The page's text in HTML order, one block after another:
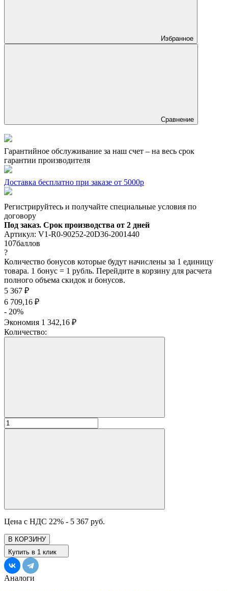
Избранное
Сравнение
Гарантийное обслуживание за наш счет – на весь срок
гарантии производителя
Доставка бесплатно при заказе от 5000р
Регистрируйтесь и получайте специальные условия по
договору
Под заказ. Срок производства от 2 дней
Артикул: V1-R0-90252-20D36-2001440
107баллов
?
Количество бонусов которые будут начислены за 1 единицу
товара. 1 бонус = 1 рубль. Перейдите в корзину для расчета
полного объема скидок и бонусов.
5 367 ₽
6 709,16 ₽
- 20%
Экономия 1 342,16 ₽
Количество:
Цена с НДС 22% - 5 367 руб.
В КОРЗИНУ
Купить в 1 клик
Аналоги